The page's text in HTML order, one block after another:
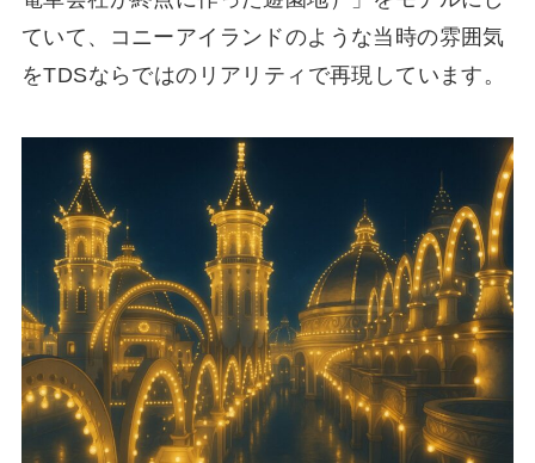
ていて、コニーアイランドのような当時の雰囲気
をTDSならではのリアリティで再現しています。